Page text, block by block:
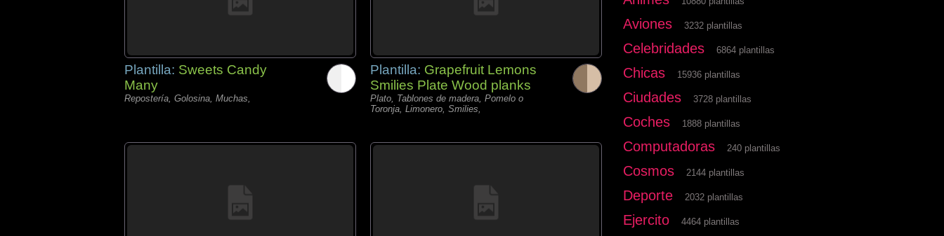
Plantilla: Sweets Candy
Many
Repostería, Golosina, Muchas,
Plantilla: Grapefruit Lemons
Smilies Plate Wood planks
Plato, Tablones de madera, Pomelo o
Toronja, Limonero, Smilies,
Aviones 3232 plantillas
Celebridades 6864 plantillas
Chicas 15936 plantillas
Ciudades 3728 plantillas
Coches 1888 plantillas
Computadoras 240 plantillas
Cosmos 2144 plantillas
Deporte 2032 plantillas
Ejercito 4464 plantillas